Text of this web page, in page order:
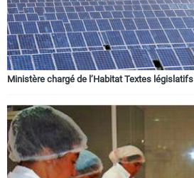
Ministère chargé de l’Habitat Textes législatifs